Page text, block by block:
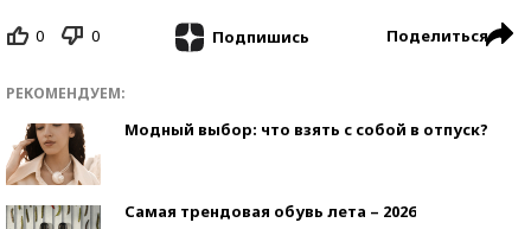
0 0 Подпишись Поделиться
РЕКОМЕНДУЕМ:
Модный выбор: что взять с собой в отпуск?
Самая трендовая обувь лета – 2026